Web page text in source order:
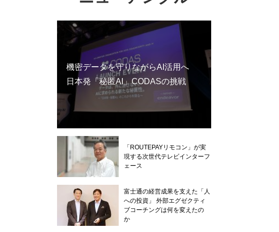
機密データを守りながらAI活用へ
日本発「秘匿AI」CODASの挑戦
「ROUTEPAYリモコン」が実
現する次世代テレビインターフ
ェース
富士通の経営成果を支えた「人
への投資」 外部エグゼクティ
ブコーチングは何を変えたの
か